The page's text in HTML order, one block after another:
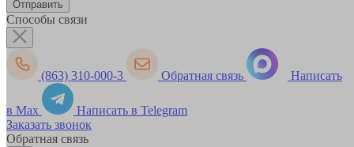
Способы связи
(863) 310-000-3 Обратная связь Написать
в Max
Написать в Telegram
Заказать звонок
Обратная связь